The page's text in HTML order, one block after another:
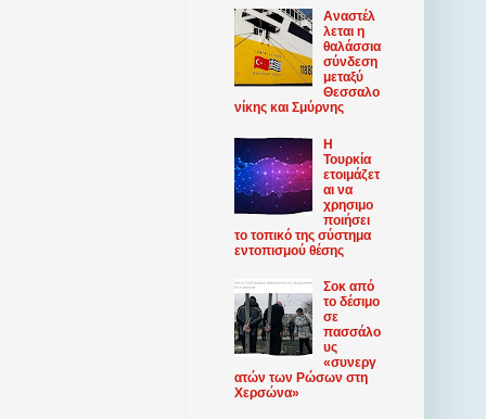
Αναστέλ
λεται η
θαλάσσια
σύνδεση
μεταξύ
Θεσσαλο
νίκης και Σμύρνης
Η
Τουρκία
ετοιμάζετ
αι να
χρησιμο
ποιήσει
το τοπικό της σύστημα
εντοπισμού θέσης
Σοκ από
το δέσιμο
σε
πασσάλο
υς
«συνεργ
ατών των Ρώσων στη
Χερσώνα»